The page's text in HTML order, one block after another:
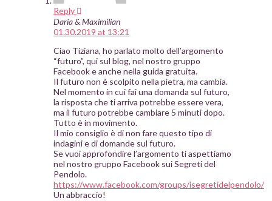
Reply
Daria & Maximilian
01.30.2019 at 13:21
Ciao Tiziana, ho parlato molto dell’argomento
“futuro”, qui sul blog, nel nostro gruppo
Facebook e anche nella guida gratuita.
Il futuro non è scolpito nella pietra, ma cambia.
Nel momento in cui fai una domanda sul futuro,
la risposta che ti arriva potrebbe essere vera,
ma il futuro potrebbe cambiare 5 minuti dopo.
Tutto è in movimento.
Il mio consiglio è di non fare questo tipo di
indagini e di domande sul futuro.
Se vuoi approfondire l’argomento ti aspettiamo
nel nostro gruppo Facebook sui Segreti del
Pendolo.
https://www.facebook.com/groups/isegretidelpendolo/
Un abbraccio!